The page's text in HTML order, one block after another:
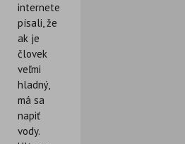
internete
písali, že
ak je
človek
veľmi
hladný,
má sa
napiť
vody.